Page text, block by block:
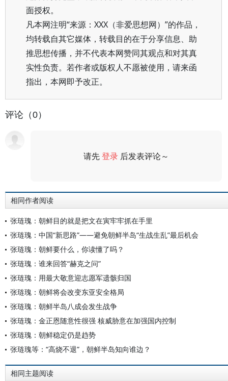
面授权。
凡本网注明“来源：XXX（非爱思想网）”的作品，
均转载自其它媒体，转载目的在于分享信息、助
推思想传播，并不代表本网赞同其观点和对其真
实性负责。若作者或版权人不愿被使用，请来函
指出，本网即予改正。
评论（0）
请先登录 后发表评论～
相同作者阅读
张琏瑰：朝鲜目的就是把文在寅牢牢抓在手里
张琏瑰：中国“新思路”——避免朝鲜半岛“生战生乱”最后机会
张琏瑰：朝鲜要什么，你读懂了吗？
张琏瑰：谁来回答“赫克之问”
张琏瑰：用最大敬意迎志愿军遗骸归国
张琏瑰：朝鲜将会改变东亚安全格局
张琏瑰：朝鲜半岛八成会发生战争
张琏瑰：金正恩随意性很强 核威胁意在加强国内控制
张琏瑰：朝鲜稳定仍是趋势
张琏瑰等：“高烧不退”，朝鲜半岛知向谁边？
相同主题阅读